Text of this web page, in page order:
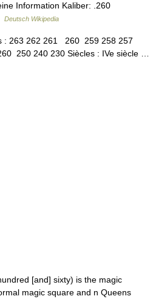
Information Kaliber: .260
Deutsch Wikipedia
: 263 262 261 260 259 258 257
250 240 230 Siècles : IVe siècle …
[and] sixty) is the magic
magic square and n Queens